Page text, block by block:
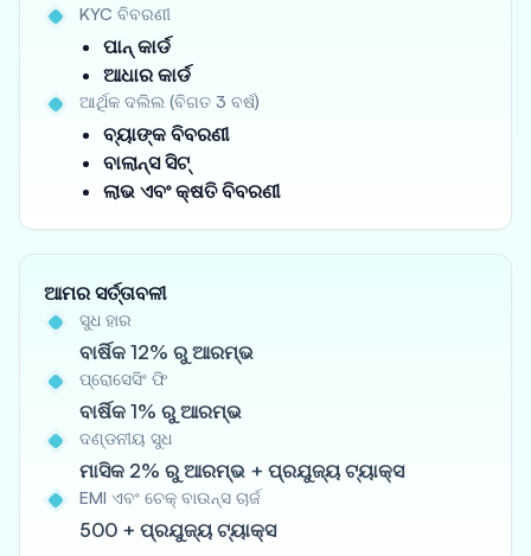
KYC ବିବରଣୀ
ପାନ୍ କାର୍ଡ
ଆଧାର କାର୍ଡ
ଆର୍ଥିକ ଦଲିଲ (ବିଗତ 3 ବର୍ଷ)
ବ୍ୟାଙ୍କ ବିବରଣୀ
ବାଲାନ୍ସ ସିଟ୍
ଲାଭ ଏବଂ କ୍ଷତି ବିବରଣୀ
ଆମର ସର୍ତ୍ତାବଳୀ
ସୁଧ ହାର
ବାର୍ଷିକ 12% ରୁ ଆରମ୍ଭ
ପ୍ରୋସେସିଂ ଫି
ବାର୍ଷିକ 1% ରୁ ଆରମ୍ଭ
ଦଣ୍ଡନୀୟ ସୁଧ
ମାସିକ 2% ରୁ ଆରମ୍ଭ + ପ୍ରଯୁଜ୍ୟ ଟ୍ୟାକ୍ସ
EMI ଏବଂ ଚେକ୍ ବାଉନ୍ସ ଚାର୍ଜ
500 + ପ୍ରଯୁଜ୍ୟ ଟ୍ୟାକ୍ସ